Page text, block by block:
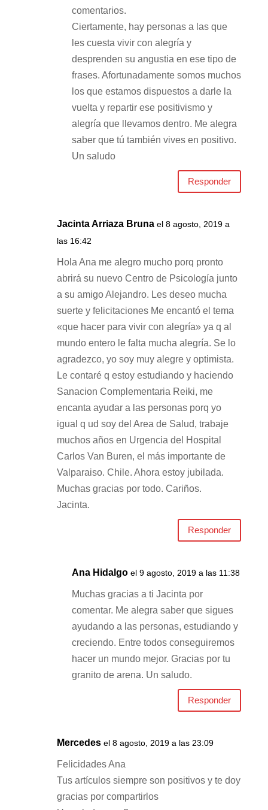
comentarios.
Ciertamente, hay personas a las que
les cuesta vivir con alegría y
desprenden su angustia en ese tipo de
frases. Afortunadamente somos muchos
los que estamos dispuestos a darle la
vuelta y repartir ese positivismo y
alegría que llevamos dentro. Me alegra
saber que tú también vives en positivo.
Un saludo
Responder
Jacinta Arriaza Bruna el 8 agosto, 2019 a
las 16:42
Hola Ana me alegro mucho porq pronto
abrirá su nuevo Centro de Psicología junto
a su amigo Alejandro. Les deseo mucha
suerte y felicitaciones Me encantó el tema
«que hacer para vivir con alegría» ya q al
mundo entero le falta mucha alegría. Se lo
agradezco, yo soy muy alegre y optimista.
Le contaré q estoy estudiando y haciendo
Sanacion Complementaria Reiki, me
encanta ayudar a las personas porq yo
igual q ud soy del Area de Salud, trabaje
muchos años en Urgencia del Hospital
Carlos Van Buren, el más importante de
Valparaiso. Chile. Ahora estoy jubilada.
Muchas gracias por todo. Cariños.
Jacinta.
Responder
Ana Hidalgo el 9 agosto, 2019 a las 11:38
Muchas gracias a ti Jacinta por
comentar. Me alegra saber que sigues
ayudando a las personas, estudiando y
creciendo. Entre todos conseguiremos
hacer un mundo mejor. Gracias por tu
granito de arena. Un saludo.
Responder
Mercedes el 8 agosto, 2019 a las 23:09
Felicidades Ana
Tus artículos siempre son positivos y te doy
gracias por compartirlos